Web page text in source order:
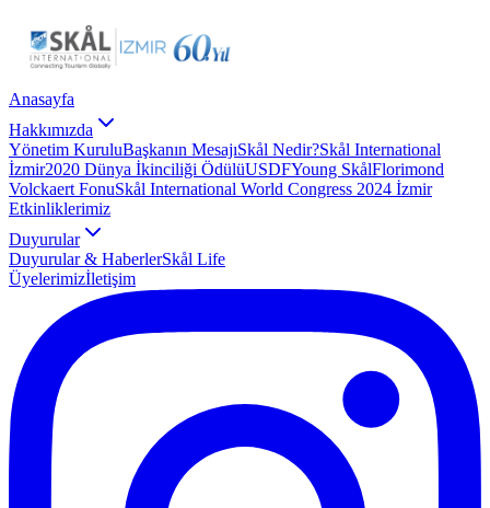
Anasayfa
Hakkımızda
Yönetim KuruluBaşkanın MesajıSkål Nedir?Skål International
İzmir2020 Dünya İkinciliği ÖdülüUSDFYoung SkålFlorimond
Volckaert FonuSkål International World Congress 2024 İzmir
Etkinliklerimiz
Duyurular
Duyurular & HaberlerSkål Life
Üyelerimizİletişim